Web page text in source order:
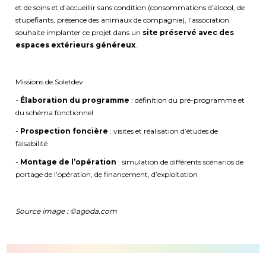
et de soins et d’accueillir sans condition (consommations d’alcool, de
stupéfiants, présence des animaux de compagnie), l’association
souhaite implanter ce projet dans un site préservé avec des
espaces extérieurs généreux.
Missions de Soletdev :
- Élaboration du programme : définition du pré-programme et
du schéma fonctionnel
- Prospection foncière : visites et réalisation d’études de
faisabilité
- Montage de l’opération : simulation de différents scénarios de
portage de l’opération, de financement, d’exploitation
Source image : ©agoda.com